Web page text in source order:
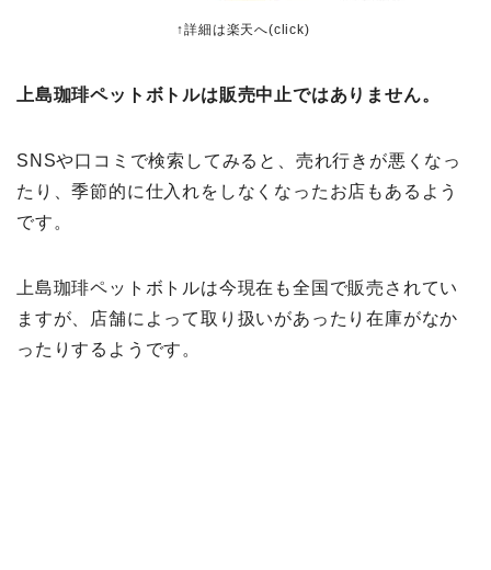
↑詳細は楽天へ(click)
上島珈琲ペットボトルは販売中止ではありません。
SNSや口コミで検索してみると、売れ行きが悪くなっ
たり、季節的に仕入れをしなくなったお店もあるよう
です。
上島珈琲ペットボトルは今現在も全国で販売されてい
ますが、店舗によって取り扱いがあったり在庫がなか
ったりするようです。